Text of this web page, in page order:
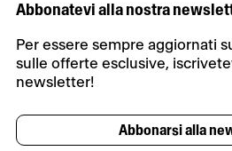
Abbonatevi alla nostra
Per essere sempre aggiornati
sulle offerte esclusive,
newsletter!
Abbonarsi alla